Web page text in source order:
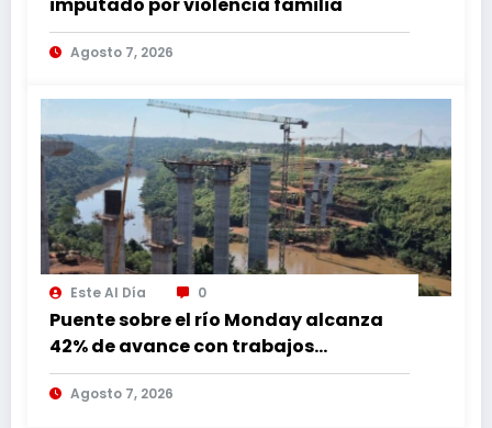
Agosto 7, 2026
Este Al Día 0
Puente sobre el río Monday alcanza
42% de avance con trabajos
continuos
Agosto 7, 2026